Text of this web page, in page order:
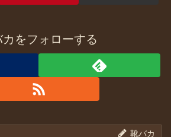
カをフォローする
靴バカ